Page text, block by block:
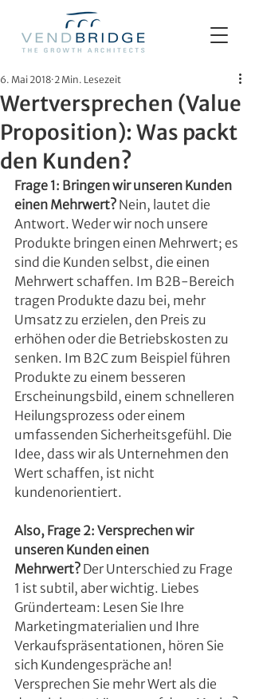
Wertversprechen (Value
Proposition): Was packt
den Kunden?
6. Mai 2018 2 Min. Lesezeit
Frage 1: Bringen wir unseren Kunden
einen Mehrwert? Nein, lautet die
Antwort. Weder wir noch unsere
Produkte bringen einen Mehrwert; es
sind die Kunden selbst, die einen
Mehrwert schaffen. Im B2B-Bereich
tragen Produkte dazu bei, mehr
Umsatz zu erzielen, den Preis zu
erhöhen oder die Betriebskosten zu
senken. Im B2C zum Beispiel führen
Produkte zu einem besseren
Erscheinungsbild, einem schnelleren
Heilungsprozess oder einem
umfassenden Sicherheitsgefühl. Die
Idee, dass wir als Unternehmen den
Wert schaffen, ist nicht
kundenorientiert.
Also, Frage 2: Versprechen wir
unseren Kunden einen
Mehrwert? Der Unterschied zu Frage
1 ist subtil, aber wichtig. Liebes
Gründerteam: Lesen Sie Ihre
Marketingmaterialien und Ihre
Verkaufspräsentationen, hören Sie
sich Kundengespräche an!
Versprechen Sie mehr Wert als die